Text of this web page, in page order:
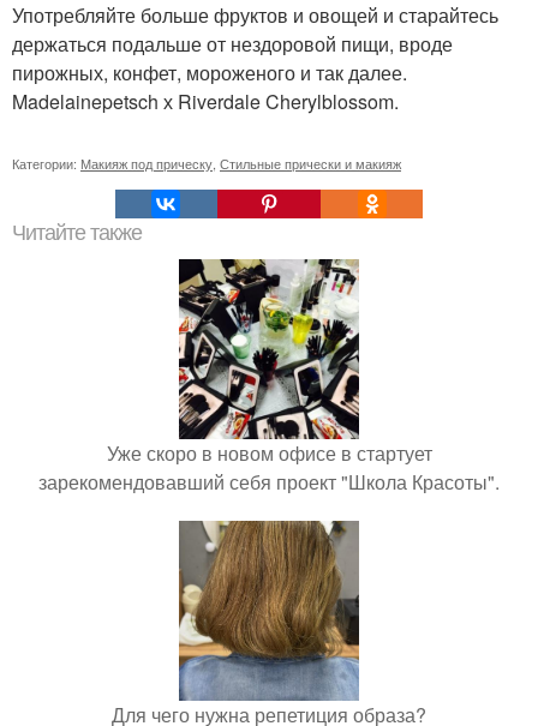
Употребляйте больше фруктов и овощей и старайтесь
держаться подальше от нездоровой пищи, вроде
пирожных, конфет, мороженого и так далее.
Madelainepetsch х Riverdale Cherylblossom.
Категории: Макияж под прическу, Стильные прически и макияж
Читайте также
Уже скоро в новом офисе в стартует
зарекомендовавший себя проект "Школа Красоты".
Для чего нужна репетиция образа?